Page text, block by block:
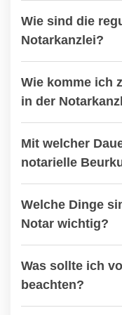
Wie sind die
Notarkanzlei?
Wie komme ich
in der
Mit welcher
notarielle
Welche Dinge
Notar wichtig?
Was sollte ich
beachten?